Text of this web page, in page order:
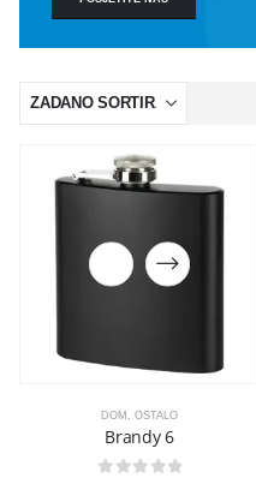
DOM OSTALO
Brandy 6